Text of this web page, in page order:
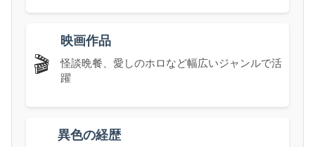
🎬
映画作品
怪談晩餐、愛しのホロなど幅広いジャンルで活
躍
異色の経歴